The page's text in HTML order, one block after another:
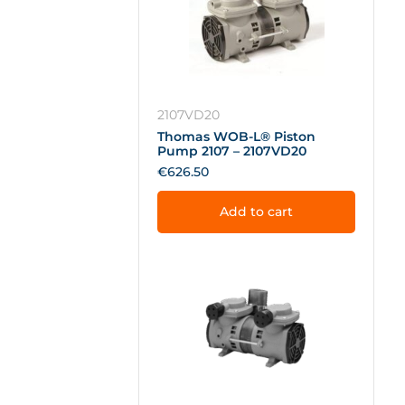
2107VD20
Thomas WOB-L® Piston
Pump 2107 – 2107VD20
€626.50
Add to cart